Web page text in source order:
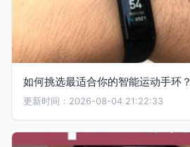
如何挑选最适合你的智能运动手环？
更新时间：2026-08-04 21:22:33